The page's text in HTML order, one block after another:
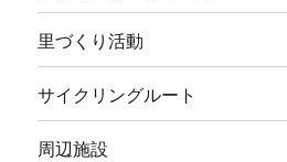
里づくり活動
サイクリングルート
周辺施設